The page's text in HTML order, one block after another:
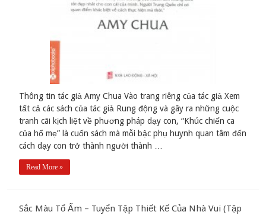
Thông tin tác giả Amy Chua Vào trang riêng của tác giả Xem
tất cả các sách của tác giả Rung động và gây ra những cuộc
tranh cãi kịch liệt về phương pháp dạy con, “Khúc chiến ca
của hổ mẹ” là cuốn sách mà mỗi bậc phụ huynh quan tâm đến
cách dạy con trở thành người thành …
Read More »
Sắc Màu Tổ Ấm – Tuyển Tập Thiết Kế Của Nhà Vui (Tập